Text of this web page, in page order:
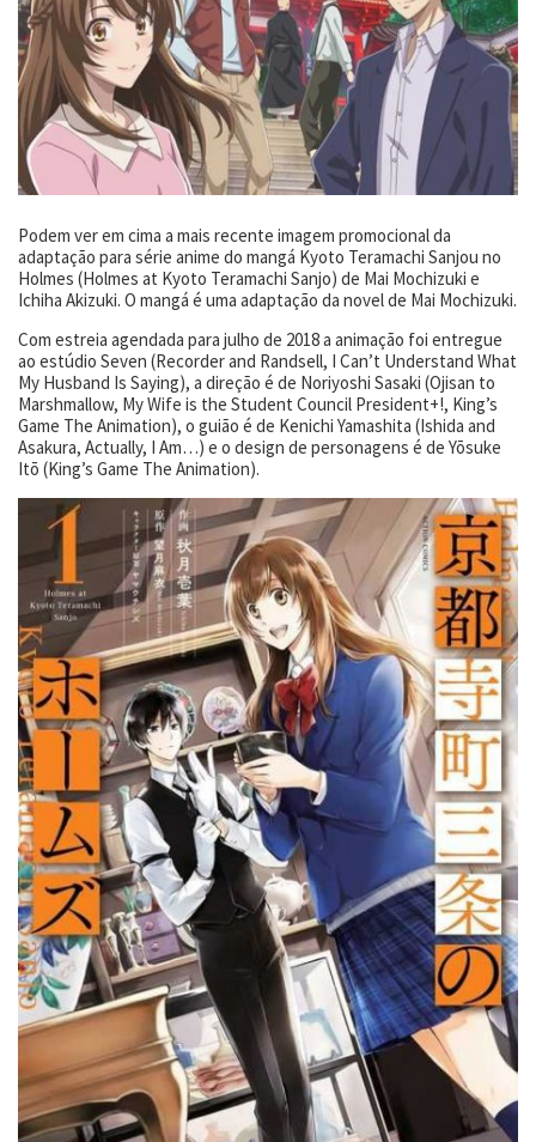
Podem ver em cima a mais recente imagem promocional da
adaptação para série anime do mangá Kyoto Teramachi Sanjou no
Holmes (Holmes at Kyoto Teramachi Sanjo) de Mai Mochizuki e
Ichiha Akizuki. O mangá é uma adaptação da novel de Mai Mochizuki.
Com estreia agendada para julho de 2018 a animação foi entregue
ao estúdio Seven (Recorder and Randsell, I Can’t Understand What
My Husband Is Saying), a direção é de Noriyoshi Sasaki (Ojisan to
Marshmallow, My Wife is the Student Council President+!, King’s
Game The Animation), o guião é de Kenichi Yamashita (Ishida and
Asakura, Actually, I Am…) e o design de personagens é de Yōsuke
Itō (King’s Game The Animation).